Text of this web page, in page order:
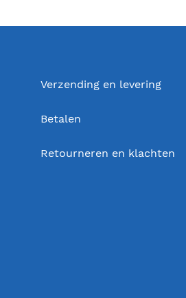
Verzending en levering
Betalen
Retourneren en klachten